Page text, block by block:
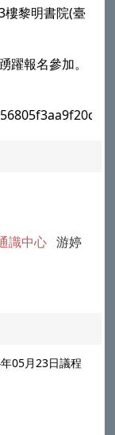
樓黎明書院(臺
躍報名參加。
。
識中心
游婷
05月23日議程